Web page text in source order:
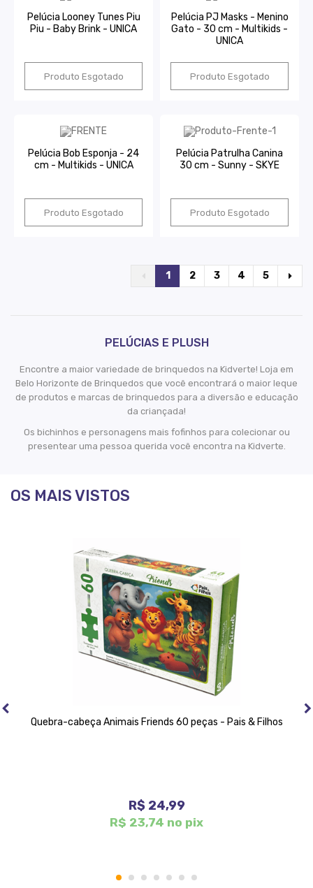
Pelúcia Looney Tunes Piu
Piu - Baby Brink - UNICA
Produto Esgotado
Pelúcia PJ Masks - Menino
Gato - 30 cm - Multikids -
UNICA
Produto Esgotado
Pelúcia Bob Esponja - 24
cm - Multikids - UNICA
Produto Esgotado
Pelúcia Patrulha Canina
30 cm - Sunny - SKYE
Produto Esgotado
1 2 3 4 5
PELÚCIAS E PLUSH
Encontre a maior variedade de brinquedos na Kidverte! Loja em
Belo Horizonte de Brinquedos que você encontrará o maior leque
de produtos e marcas de brinquedos para a diversão e educação
da criançada!
Os bichinhos e personagens mais fofinhos para colecionar ou
presentear uma pessoa querida você encontra na Kidverte.
OS MAIS VISTOS
Quebra-cabeça Animais Friends 60 peças - Pais & Filhos
R$ 24,99
R$ 23,74 no pix
1 2 3 4 5 6 7